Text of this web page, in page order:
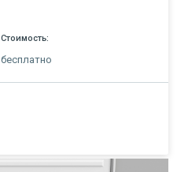
Стоимость:
бесплатно